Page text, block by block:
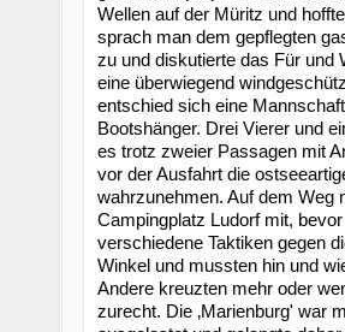
Wellen auf der Müritz und
sprach man dem gepflegten
zu und diskutierte das Für und
eine überwiegend
entschied sich eine
Bootshänger. Drei Vierer und
es trotz zweier Passagen mit
vor der Ausfahrt die
wahrzunehmen. Auf dem Weg
Campingplatz Ludorf mit,
verschiedene Taktiken gegen
Winkel und mussten hin und
Andere kreuzten mehr oder
zurecht. Die ‚Marienburg' war